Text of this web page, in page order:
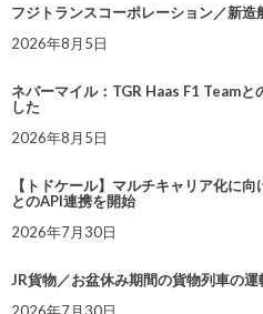
フジトランスコーポレーション／新造
2026年8月5日
ネバーマイル：TGR Haas F1 Teamと
した
2026年8月5日
【トドケール】マルチキャリア化に
とのAPI連携を開始
2026年7月30日
JR貨物／お盆休み期間の貨物列車の